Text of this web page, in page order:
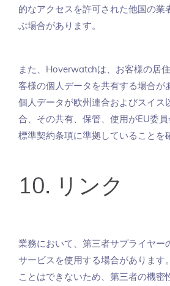
的なアクセスを許可された他国の業
ぶ場合があります。
また、Hoverwatchは、お客様の居
客様の個人データを共有する場合が
個人データが欧州連合およびスイス
合、その共有、保管、使用がEU委
標準契約条項に準拠していることを
10. リンク
業務において、第三者サプライヤー
サービスを使用する場合があります
ことはできないため、第三者の機密